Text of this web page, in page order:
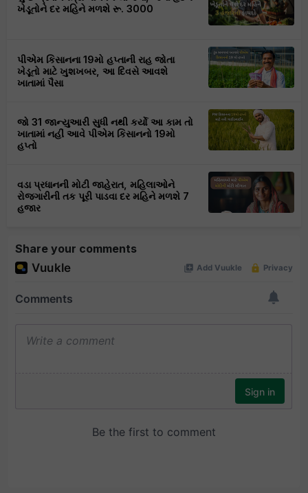
ખેડૂતોને દર મહિને મળશે રૂ. 3000
પીએમ કિસાનના 19મો હપ્તાની રાહ જોતા
ખેડૂતો માટે ખુશખબર, આ દિવસે આવશે
ખાતામાં પૈસા
જો 31 જાન્યુઆરી સુધી નથી કર્યો આ કામ તો
ખાતામાં નહીં આવે પીએમ કિસાનનો 19મો
હપ્તો
વડા પ્રધાનની મોટી જાહેરાત, મહિલાઓને
રોજગારીની તક પૂરી પાડવા દર મહિને મળશે 7
હજાર
Share your comments